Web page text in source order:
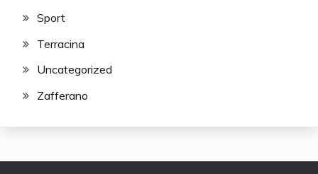
Sport
Terracina
Uncategorized
Zafferano